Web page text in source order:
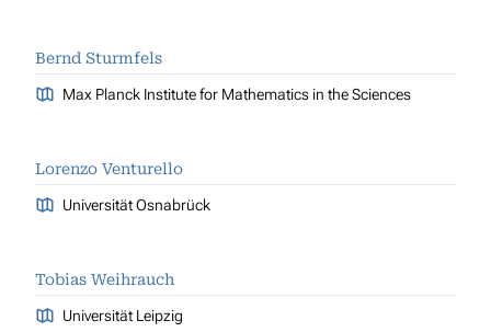
Bernd Sturmfels
Max Planck Institute for Mathematics in the Sciences
Lorenzo Venturello
Universität Osnabrück
Tobias Weihrauch
Universität Leipzig